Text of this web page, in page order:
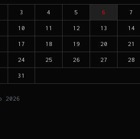
2026
3 4 5 6 7
10 11 12 13 14
17 18 19 20 21
24 25 26 27 28
31